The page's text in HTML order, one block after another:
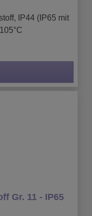
IP44 (IP65 mit
Gr. 11 - IP65